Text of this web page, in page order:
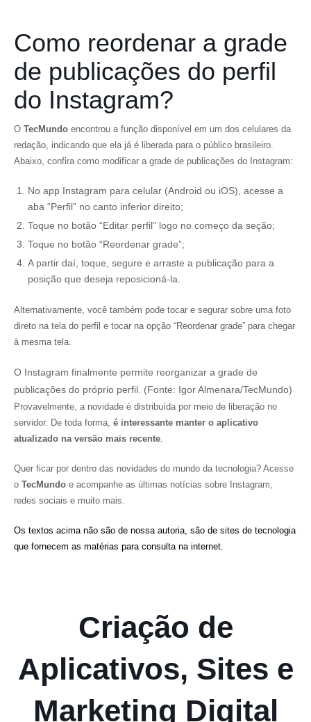
Como reordenar a grade
de publicações do perfil
do Instagram?
O TecMundo encontrou a função disponível em um dos celulares da
redação, indicando que ela já é liberada para o público brasileiro.
Abaixo, confira como modificar a grade de publicações do Instagram:
No app Instagram para celular (Android ou iOS), acesse a
aba “Perfil” no canto inferior direito;
Toque no botão “Editar perfil” logo no começo da seção;
Toque no botão “Reordenar grade”;
A partir daí, toque, segure e arraste a publicação para a
posição que deseja reposicioná-la.
Alternativamente, você também pode tocar e segurar sobre uma foto
direto na tela do perfil e tocar na opção “Reordenar grade” para chegar
à mesma tela.
O Instagram finalmente permite reorganizar a grade de
publicações do próprio perfil. (Fonte: Igor Almenara/TecMundo)
Provavelmente, a novidade é distribuída por meio de liberação no
servidor. De toda forma, é interessante manter o aplicativo
atualizado na versão mais recente.
Quer ficar por dentro das novidades do mundo da tecnologia? Acesse
o TecMundo e acompanhe as últimas notícias sobre Instagram,
redes sociais e muito mais.
Os textos acima não são de nossa autoria, são de sites de tecnologia
que fornecem as matérias para consulta na internet.
Criação de
Aplicativos, Sites e
Marketing Digital